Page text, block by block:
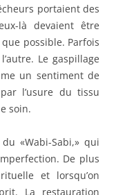
portaient des
là devaient être
possible. Parfois
Le gaspillage
un sentiment de
l’usure du tissu
soin.
«Wabi-Sabi,» qui
De plus
et lorsqu’on
La restauration